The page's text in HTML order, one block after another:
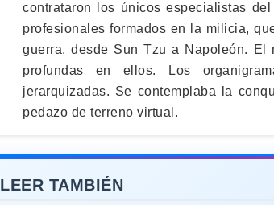
contrataron los únicos especialistas
profesionales formados en la milicia,
guerra, desde Sun Tzu a Napoleón. El
profundas en ellos. Los
jerarquizadas. Se contemplaba la
pedazo de terreno virtual.
LEER TAMBIÉN